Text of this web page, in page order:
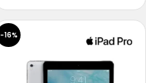
-16%